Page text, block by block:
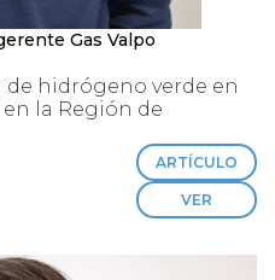
Gas Valpo
de hidrógeno verde en
en la Región de
ARTÍCULO
VER